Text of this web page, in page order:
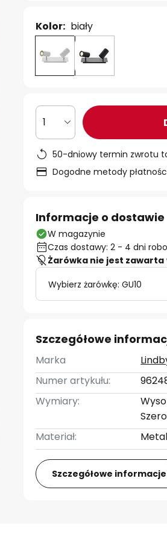
Kolor: biały
1
50-dniowy termin zwrotu
Dogodne metody
Informacje o dostawie
W magazynie
Czas dostawy: 2 - 4 dni
Żarówka nie jest zawarta
Wybierz żarówkę: GU10
Szczegółowe
Marka
Numer artykułu:
Wymiary:
Materiał:
Metal
Szczegółowe informacje